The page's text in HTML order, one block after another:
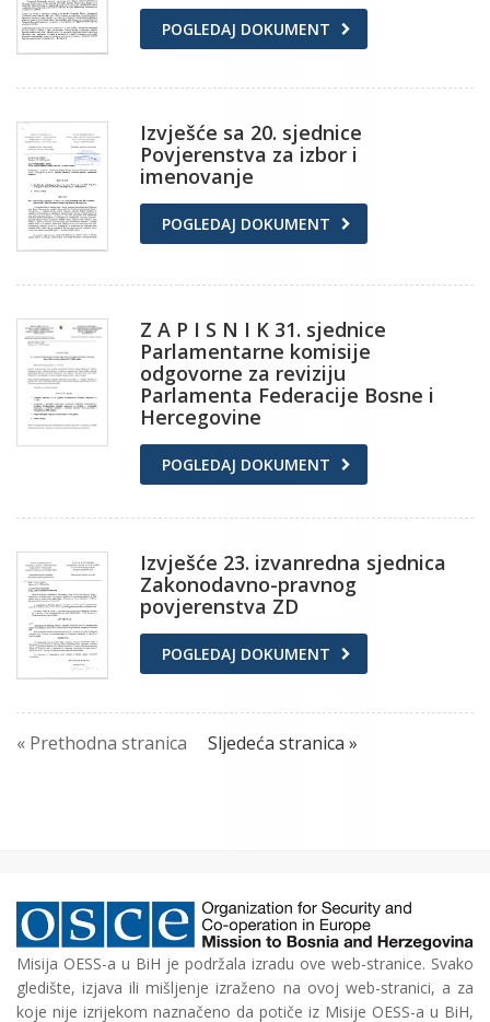
POGLEDAJ DOKUMENT
Izvješće sa 20. sjednice
Povjerenstva za izbor i
imenovanje
POGLEDAJ DOKUMENT
Z A P I S N I K 31. sjednice
Parlamentarne komisije
odgovorne za reviziju
Parlamenta Federacije Bosne i
Hercegovine
POGLEDAJ DOKUMENT
Izvješće 23. izvanredna sjednica
Zakonodavno-pravnog
povjerenstva ZD
POGLEDAJ DOKUMENT
« Prethodna stranica Sljedeća stranica »
Misija OESS-a u BiH je podržala izradu ove web-stranice. Svako
gledište, izjava ili mišljenje izraženo na ovoj web-stranici, a za
koje nije izrijekom naznačeno da potiče iz Misije OESS-a u BiH,